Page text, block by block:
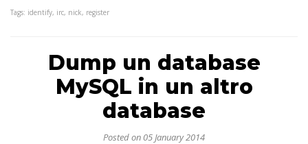
Tags: identify, irc, nick, register
Dump un database
MySQL in un altro
database
Posted on 05 January 2014